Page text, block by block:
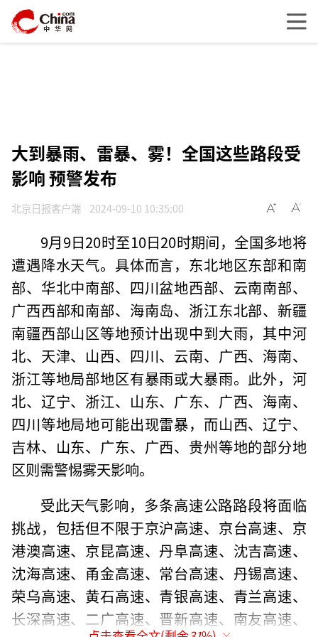
大到暴雨、雷暴、雾！全国这些路段受
影响 预警发布
北京日报客户端 2024-09-10 10:35:00
9月9日20时至10日20时期间，全国多地将
遭遇降水天气。具体而言，东北地区东部和南
部、华北中南部、四川盆地西部、云南南部、
广西西部和南部、海南岛、浙江东北部、新疆
南疆西部山区等地预计出现中到大雨，其中河
北、天津、山西、四川、云南、广西、海南、
浙江等地局部地区有暴雨或大暴雨。此外，河
北、辽宁、浙江、山东、广东、广西、海南、
四川等地局地可能出现雷暴，而山西、辽宁、
吉林、山东、广东、广西、贵州等地的部分地
区则需警惕雾天影响。
受此天气影响，多条高速公路路段将面临
挑战，包括但不限于京沪高速、京台高速、京
港澳高速、京昆高速、丹阜高速、沈吉高速、
沈海高速、甬金高速、常台高速、丹锡高速、
荣乌高速、黄石高速、青银高速、青兰高速、
长深高速、二广高速、晋新高速、南友高速、